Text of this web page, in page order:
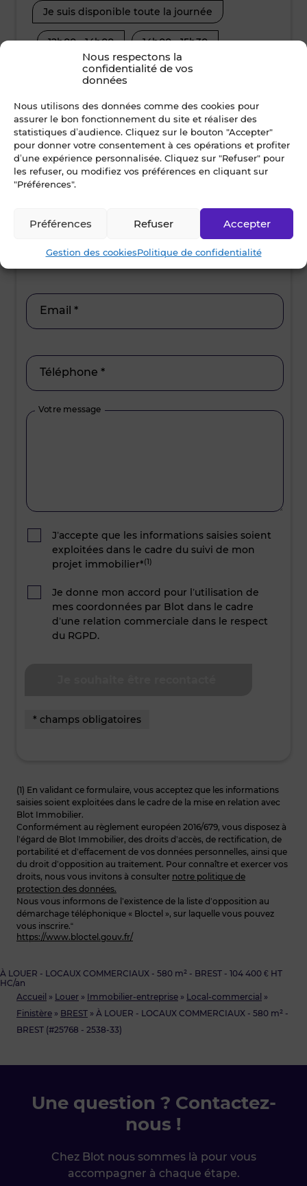
Nous respectons la
confidentialité de vos
données
Nous utilisons des données comme des cookies pour
assurer le bon fonctionnement du site et réaliser des
statistiques d’audience. Cliquez sur le bouton "Accepter"
pour donner votre consentement à ces opérations et profiter
d’une expérience personnalisée. Cliquez sur "Refuser" pour
les refuser, ou modifiez vos préférences en cliquant sur
"Préférences".
Accepter
Refuser
Préférences
Gestion des cookiesPolitique de confidentialité
Accueil » Louer » Immobilier-entreprise » Local-commercial »
Finistère » BREST » À LOUER - LOCAUX COMMERCIAUX - 580 m² -
BREST (#25768 - 2538-33)
À LOUER - LOCAUX COMMERCIAUX - 580 m² - BREST - 104 400 € HT
HC/an
Je suis disponible toute la journée
12h00 - 14h00 14h00 - 15h30
15h30 - 17h00 17h00 - 19h00
08h30 -
15h30 -
Nom *
Prénom *
Ville *
Email *
Téléphone *
Votre message
J’accepte que les informations saisies soient
exploitées dans le cadre du suivi de mon
projet immobilier*(1)
Je donne mon accord pour l’utilisation de
mes coordonnées par Blot dans le cadre
d’une relation commerciale dans le respect
du RGPD.
* champs obligatoires
(1) En validant ce formulaire, vous acceptez que les informations
saisies soient exploitées dans le cadre de la mise en relation avec
Blot Immobilier.
Conformément au règlement européen 2016/679, vous disposez à
l’égard de Blot Immobilier, des droits d’accès, de rectification, de
portabilité et d’effacement de vos données personnelles, ainsi que
du droit d’opposition au traitement. Pour connaître et exercer vos
droits, nous vous invitons à consulter notre politique de
protection des données.
Nous vous informons de l’existence de la liste d’opposition au
démarchage téléphonique « Bloctel », sur laquelle vous pouvez
vous inscrire.“
https://www.bloctel.gouv.fr/
Une question ? Contactez-
nous !
Chez Blot nous sommes là pour vous
accompagner à chaque étape.